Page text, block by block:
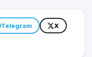
Telegram X